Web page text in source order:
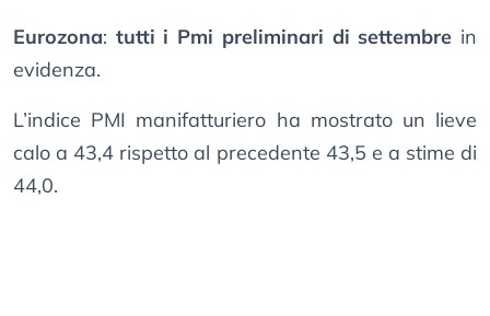
Eurozona: tutti i Pmi preliminari di settembre in
evidenza.
L’indice PMI manifatturiero ha mostrato un lieve
calo a 43,4 rispetto al precedente 43,5 e a stime di
44,0.